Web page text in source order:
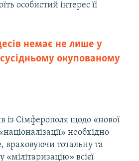
особистий інтерес її
немає не лише у
окупованому
із Сімферополя щодо «нової
необхідно
враховуючи тотальну та
всієї